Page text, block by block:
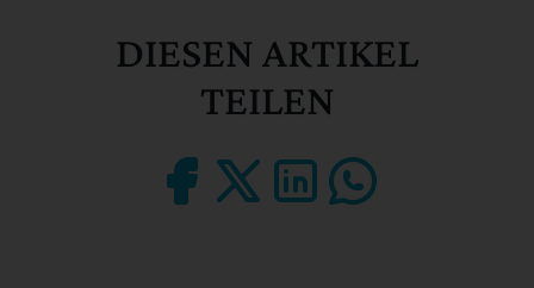
DIESEN ARTIKEL
TEILEN